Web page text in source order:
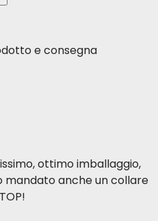
e consegna
ottimo imballaggio,
anche un collare